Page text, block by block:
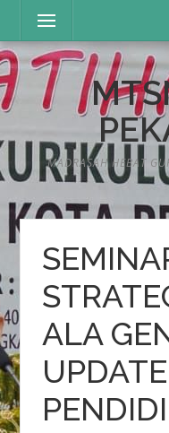
konten
Menu
MADRASAH HEBAT
ALA